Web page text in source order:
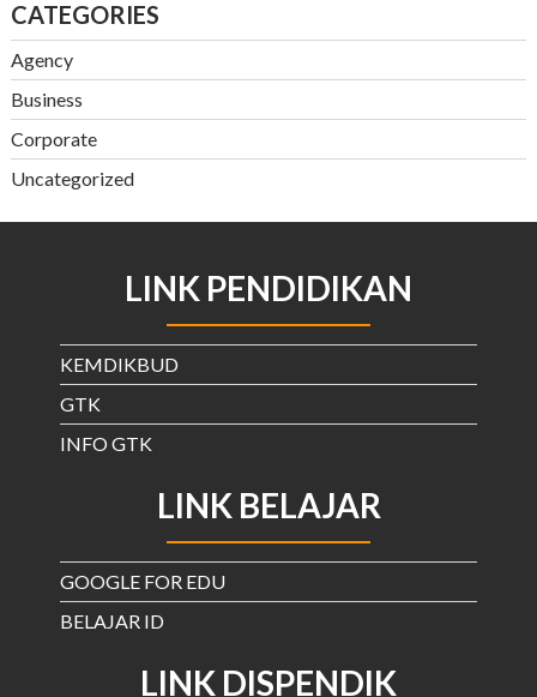
CATEGORIES
Agency
Business
Corporate
Uncategorized
LINK PENDIDIKAN
KEMDIKBUD
GTK
INFO GTK
LINK BELAJAR
GOOGLE FOR EDU
BELAJAR ID
LINK DISPENDIK